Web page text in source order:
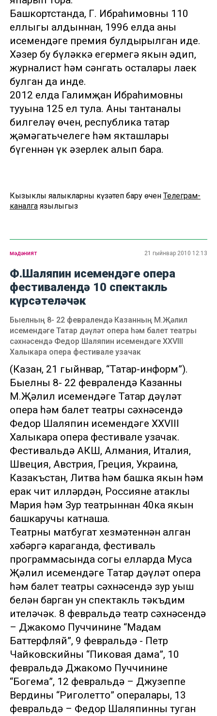
Башкортстанда, Г. Ибраһимовның 110
еллыгы алдыннан, 1996 елда аның
исемендәге премия булдырылган иде.
Хәзер бу бүләккә егермегә якын әдип,
журналист һәм сәнгать осталары лаек
булган да инде.
2012 елда Галимҗан Ибраһимовның
тууына 125 ел тула. Аны тантаналы
билгеләү өчен, республика татар
җәмәгатьчелеге һәм якташлары
бүгеннән үк әзерлек алып бара.
Кызыклы яңалыкларны күзәтеп бару өчен Телеграм-
каналга язылыгыз
мәдәният 21 гыйнвар 2010 12:13
Ф.Шаляпин исемендәге опера
фестивалендә 10 спектакль
күрсәтеләчәк
Быелның 8- 22 февралендә Казанның М.Җәлил
исемендәге Татар дәүләт опера һәм балет театры
сәхнәсендә Федор Шаляпин исемендәге XXVIII
Халыкара опера фестивале узачак
(Казан, 21 гыйнвар, “Татар-информ”).
Быелның 8- 22 февралендә Казанның
М.Җәлил исемендәге Татар дәүләт
опера һәм балет театры сәхнәсендә
Федор Шаляпин исемендәге XXVIII
Халыкара опера фестивале узачак.
Фестивальдә АКШ, Алмания, Италия,
Швеция, Австрия, Греция, Украина,
Казакъстан, Литва һәм башка якын һәм
ерак чит илләрдән, Россиянең атаклы
Мария һәм Зур театрыннан 40ка якын
башкаручы катнаша.
Театрның матбугат хезмәтеннән алган
хәбәргә караганда, фестиваль
программасында соңгы елларда Муса
Җәлил исемендәге Татар дәүләт опера
һәм балет театры сәхнәсендә зур уңыш
белән барган ун спектакль тәкъдим
ителәчәк. 8 февральдә театр сәхнәсендә
– Джакомо Пуччининең “Мадам
Баттерфляй”, 9 февральдә - Петр
Чайковскийның “Пиковая дама”, 10
февральдә Джакомо Пуччининең
“Богема”, 12 февральдә – Джузеппе
Вердиның “Риголетто” опералары, 13
февральдә – Федор Шаляпинның туган